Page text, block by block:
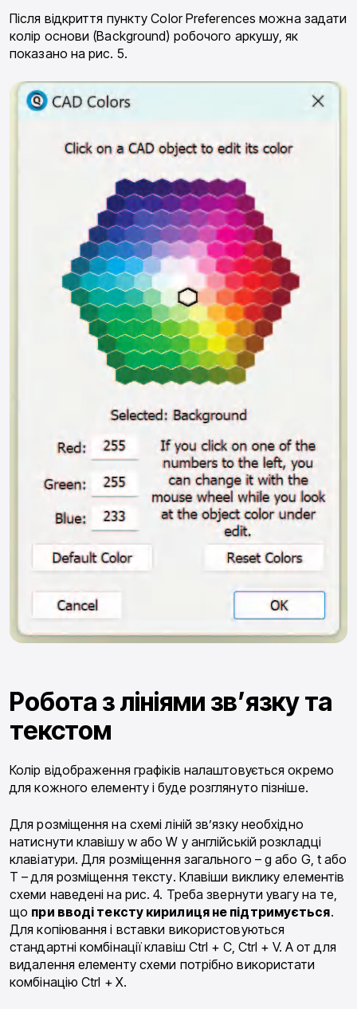
Після відкриття пункту Color Preferences можна за­дати
колір основи (Background) робочого аркушу, як
показано на рис. 5.
Робота з лініями зв’язку та
текстом
Колір відображення графіків налаштовується окремо
для кожного елементу і буде розглянуто пізні­ше.
Для розміщення на схемі ліній зв’язку необхідно
натиснути клавішу w або W у англійській розкладці
клавіатури. Для розміщення загального – g або G, t або
T – для розміщення тексту. Клавіши виклику еле­ментів
схеми наведені на рис. 4. Треба звернути увагу на те,
що при вводі тексту кирилиця не підтриму­ється.
Для копіювання і вставки використовуються
стандартні комбінації клавіш Ctrl + С, Ctrl + V. А от для
видалення елементу схеми потрібно використати
комбінацію Ctrl + X.